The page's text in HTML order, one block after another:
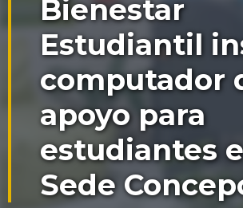
Bienestar
Estudiantil
computador
apoyo para
estudiantes
Sede